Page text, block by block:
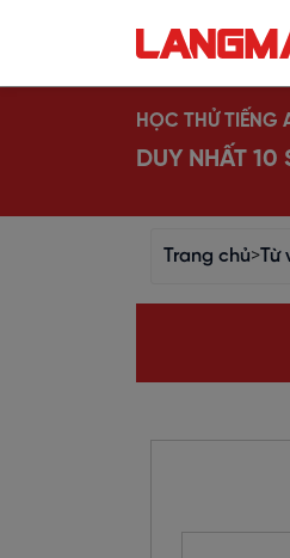
HỌC THỬ TIẾNG
DUY NHẤT 10
Trang chủ>Từ